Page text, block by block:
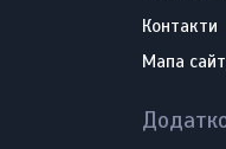
Контакти
Мапа